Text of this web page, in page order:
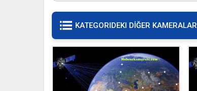
KATEGORIDEKI DİĞER KAMERALAR